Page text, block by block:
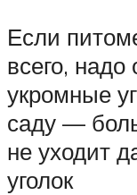
Если
всего, надо
укромные
саду —
не уходит
уголок